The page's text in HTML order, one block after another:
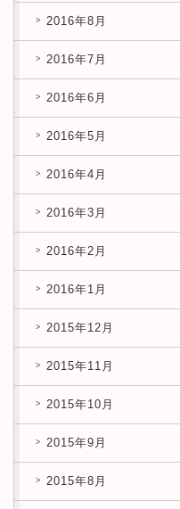
2016年8月
2016年7月
2016年6月
2016年5月
2016年4月
2016年3月
2016年2月
2016年1月
2015年12月
2015年11月
2015年10月
2015年9月
2015年8月